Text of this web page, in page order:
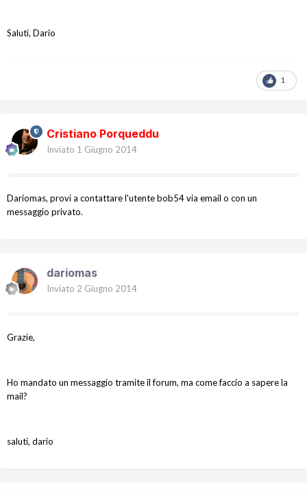
Saluti, Dario
1
Cristiano Porqueddu
Inviato 1 Giugno 2014
Dariomas, provi a contattare l'utente bob54 via email o con un
messaggio privato.
dariomas
Inviato 2 Giugno 2014
Grazie,
Ho mandato un messaggio tramite il forum, ma come faccio a sapere la
mail?
saluti, dario